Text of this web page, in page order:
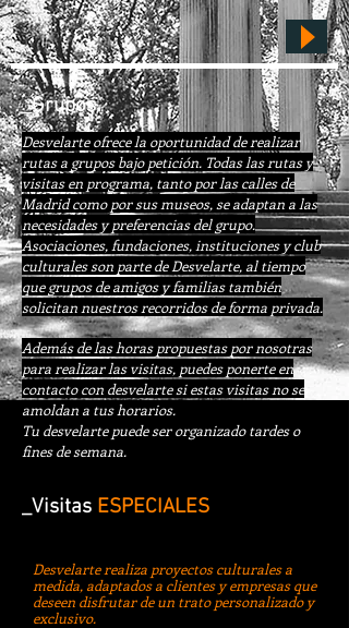
_Grupos.
Desvelarte ofrece la oportunidad de realizar
rutas a grupos bajo petición. Todas las rutas y
visitas en programa, tanto por las calles de
Madrid como por sus museos, se adaptan a las
necesidades y preferencias del grupo.
Asociaciones, fundaciones, instituciones y club
culturales son parte de Desvelarte, al tiempo
que grupos de amigos y familias también
solicitan nuestros recorridos de forma privada.
Además de las horas propuestas por nosotras
para realizar las visitas, puedes ponerte en
contacto con desvelarte si estas visitas no se
amoldan a tus horarios.
Tu desvelarte puede ser organizado tardes o
fines de semana.
_Visitas ESPECIALES
Desvelarte realiza proyectos culturales a
medida, adaptados a clientes y empresas que
deseen disfrutar de un trato personalizado y
exclusivo.